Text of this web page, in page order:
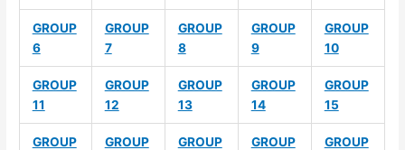
GROUP
6
GROUP
7
GROUP
8
GROUP
9
GROUP
10
GROUP
11
GROUP
12
GROUP
13
GROUP
14
GROUP
15
GROUP
GROUP
GROUP
GROUP
GROUP